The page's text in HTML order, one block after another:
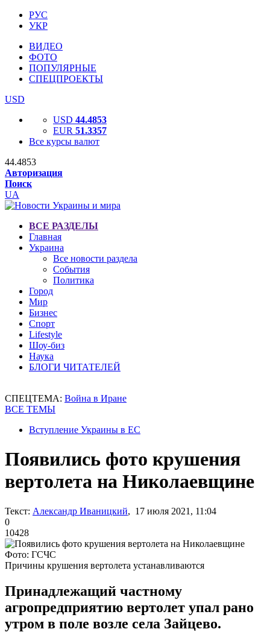
РУС
УКР
ВИДЕО
ФОТО
ПОПУЛЯРНЫЕ
СПЕЦПРОЕКТЫ
USD
USD 44.4853
EUR 51.3357
Все курсы валют
44.4853
Авторизация
Поиск
UA
ВСЕ РАЗДЕЛЫ
Главная
Украина
Все новости раздела
События
Политика
Город
Мир
Бизнес
Спорт
Lifestyle
Шоу-биз
Наука
БЛОГИ ЧИТАТЕЛЕЙ
СПЕЦТЕМА: Война в Иране
ВСЕ ТЕМЫ
Вступление Украины в ЕС
Появились фото крушения
вертолета на Николаевщине
Текст: Александр Иваницкий, 17 июля 2021, 11:04
0
10428
Фото: ГСЧС
Причины крушения вертолета устанавливаются
Принадлежащий частному
агропредприятию вертолет упал рано
утром в поле возле села Зайцево.